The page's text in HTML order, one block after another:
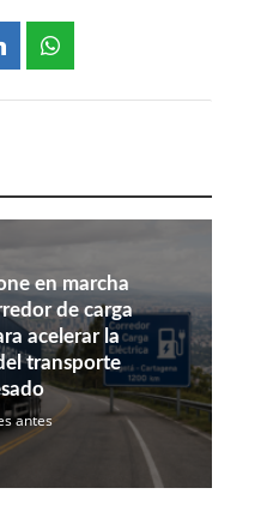
en marcha
de carga
acelerar la
transporte
antes